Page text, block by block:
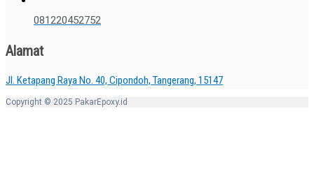
081220452752
Alamat
Jl. Ketapang Raya No. 40, Cipondoh, Tangerang, 15147
Copyright © 2025 PakarEpoxy.id